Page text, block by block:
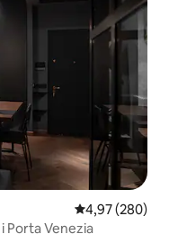
4,97 av 5 i
4,97 (280)
Porta Venezia